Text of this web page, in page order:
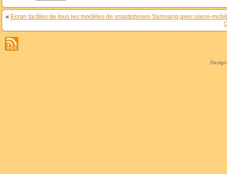
« Ecran tactiles de tous les modèles de smartphones Samsung avec piece-